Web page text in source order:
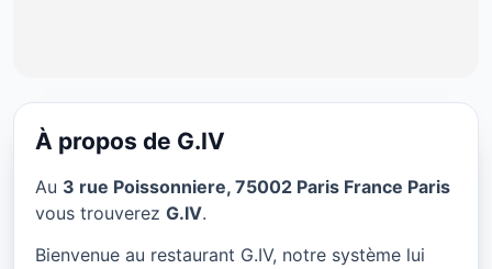
G.IV à Paris
À propos de G.IV
Au 3 rue Poissonniere, 75002 Paris France Paris
vous trouverez G.IV.
Bienvenue au restaurant G.IV, notre système lui